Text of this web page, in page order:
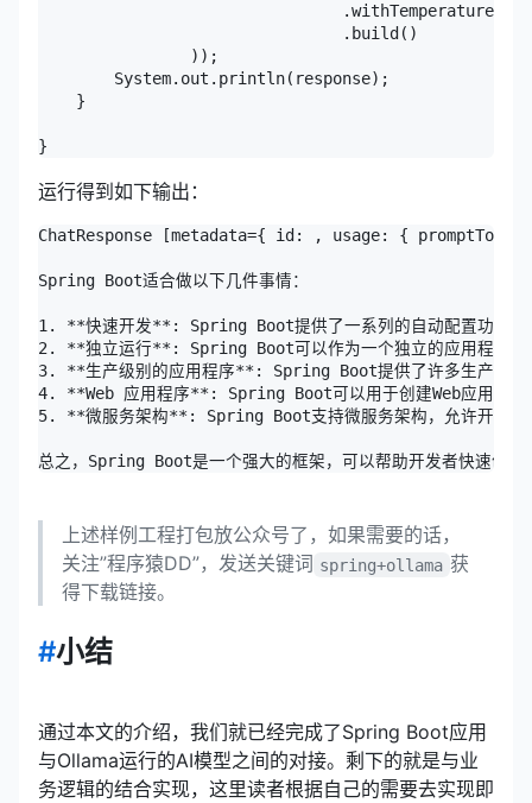
                                .build()
                ));
        System.out.println(response);
    }
}
运行得到如下输出：
ChatResponse [metadata={ id: , usage: { promptTokens:
Spring Boot适合做以下几件事情：
1. **快速开发**: Spring Boot提供了一系列的自动配置功能，
2. **独立运行**: Spring Boot可以作为一个独立的应用程序运
3. **生产级别的应用程序**: Spring Boot提供了许多生产级别的
4. **Web 应用程序**: Spring Boot可以用于创建Web应用程序
5. **微服务架构**: Spring Boot支持微服务架构，允许开发者
总之，Spring Boot是一个强大的框架，可以帮助开发者快
上述样例工程打包放公众号了，如果需要的话，
关注”程序猿DD”，发送关键词 spring+ollama 获
得下载链接。
#小结
通过本文的介绍，我们就已经完成了Spring Boot应用
与Ollama运行的AI模型之间的对接。剩下的就是与业
务逻辑的结合实现，这里读者根据自己的需要去实现即